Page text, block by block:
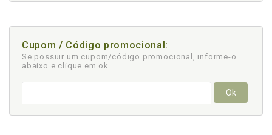
Cupom / Código promocional:
Se possuir um cupom/código promocional, informe-o
abaixo e clique em ok
Ok